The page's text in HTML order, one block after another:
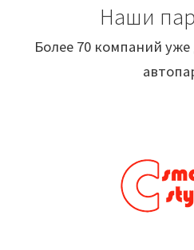
Наши
Более 70 компаний